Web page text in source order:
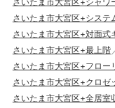
さいたま市大宮区+システ
さいたま市大宮区+対面式
さいたま市大宮区+最上階
さいたま市大宮区+フロー
さいたま市大宮区+クロゼ
さいたま市大宮区+全居室